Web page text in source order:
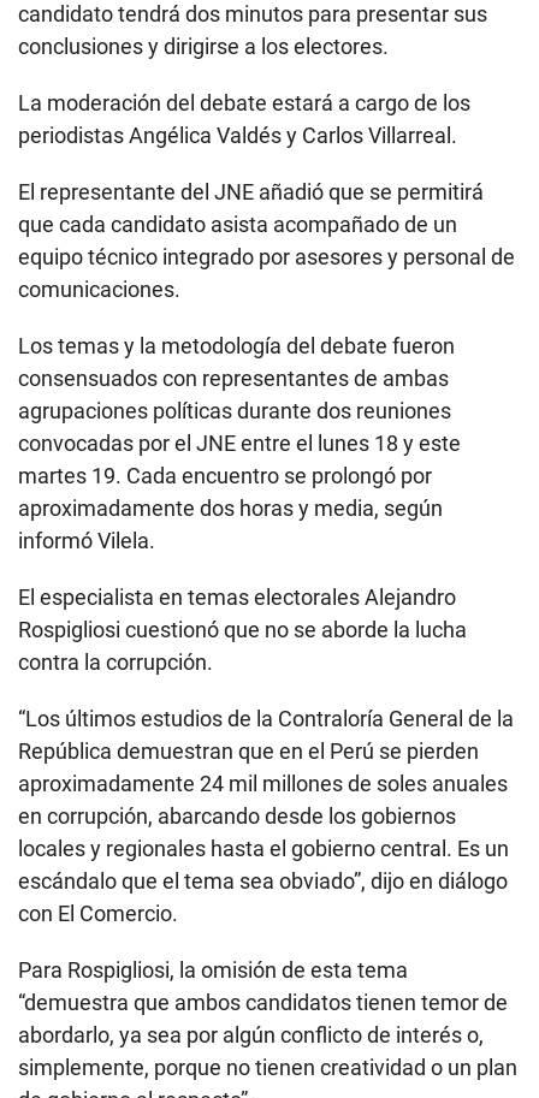
candidato tendrá dos minutos para presentar sus
conclusiones y dirigirse a los electores.
La moderación del debate estará a cargo de los
periodistas Angélica Valdés y Carlos Villarreal.
El representante del JNE añadió que se permitirá
que cada candidato asista acompañado de un
equipo técnico integrado por asesores y personal de
comunicaciones.
Los temas y la metodología del debate fueron
consensuados con representantes de ambas
agrupaciones políticas durante dos reuniones
convocadas por el JNE entre el lunes 18 y este
martes 19. Cada encuentro se prolongó por
aproximadamente dos horas y media, según
informó Vilela.
El especialista en temas electorales Alejandro
Rospigliosi cuestionó que no se aborde la lucha
contra la corrupción.
“Los últimos estudios de la Contraloría General de la
República demuestran que en el Perú se pierden
aproximadamente 24 mil millones de soles anuales
en corrupción, abarcando desde los gobiernos
locales y regionales hasta el gobierno central. Es un
escándalo que el tema sea obviado”, dijo en diálogo
con El Comercio.
Para Rospigliosi, la omisión de esta tema
“demuestra que ambos candidatos tienen temor de
abordarlo, ya sea por algún conflicto de interés o,
simplemente, porque no tienen creatividad o un plan